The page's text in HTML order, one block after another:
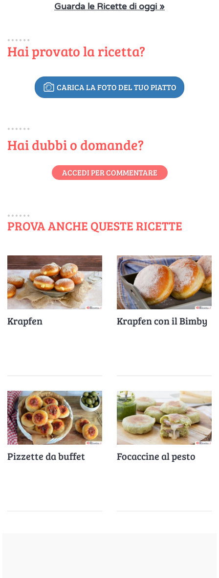
Guarda le Ricette di oggi »
Hai provato la ricetta?
CARICA LA FOTO DEL TUO PIATTO
Hai dubbi o domande?
ACCEDI PER COMMENTARE
PROVA ANCHE QUESTE RICETTE
Krapfen Krapfen con il Bimby
Pizzette da buffet Focaccine al pesto